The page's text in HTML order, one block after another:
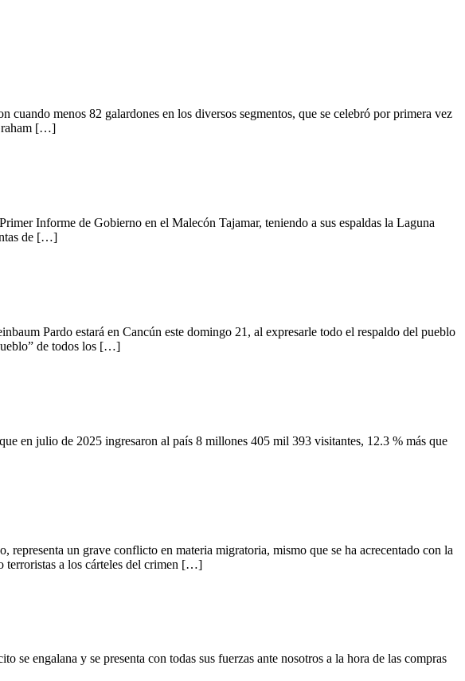
menos 82 galardones en los diversos segmentos, que se celebró por primera vez
[…]
Informe de Gobierno en el Malecón Tajamar, teniendo a sus espaldas la Laguna
de […]
Pardo estará en Cancún este domingo 21, al expresarle todo el respaldo del pueblo
de todos los […]
en julio de 2025 ingresaron al país 8 millones 405 mil 393 visitantes, 12.3 % más que
un grave conflicto en materia migratoria, mismo que se ha acrecentado con la
terroristas a los cárteles del crimen […]
y se presenta con todas sus fuerzas ante nosotros a la hora de las compras